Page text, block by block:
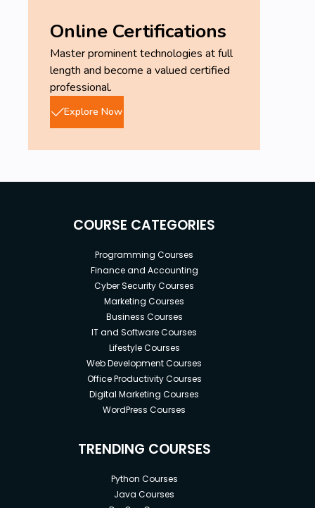
Online Certifications
Master prominent technologies at full
length and become a valued certified
professional.
Explore Now
COURSE CATEGORIES
Programming Courses
Finance and Accounting
Cyber Security Courses
Marketing Courses
Business Courses
IT and Software Courses
Lifestyle Courses
Web Development Courses
Office Productivity Courses
Digital Marketing Courses
WordPress Courses
TRENDING COURSES
Python Courses
Java Courses